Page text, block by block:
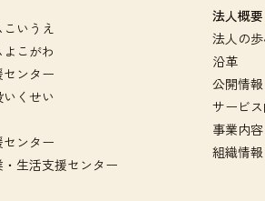
いうえ
こがわ
ンター
くせい
ンター
生活支援センター
法人概要
法人の
沿革
公開情報
サービ
事業内容
組織情報